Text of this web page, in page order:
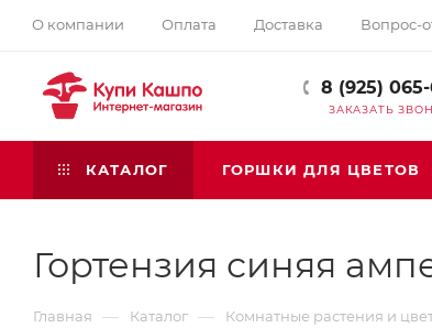
О компании Оплата Доставка Вопрос-
8 (925)
ЗАКАЗАТЬ
КАТАЛОГ ГОРШКИ ДЛЯ ЦВЕТОВ
Гортензия синяя
Главная — Каталог — Комнатные растения и